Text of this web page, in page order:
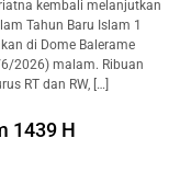
kembali melanjutkan
Tahun Baru Islam 1
di Dome Balerame
2026) malam. Ribuan
RT dan RW, […]
1439 H